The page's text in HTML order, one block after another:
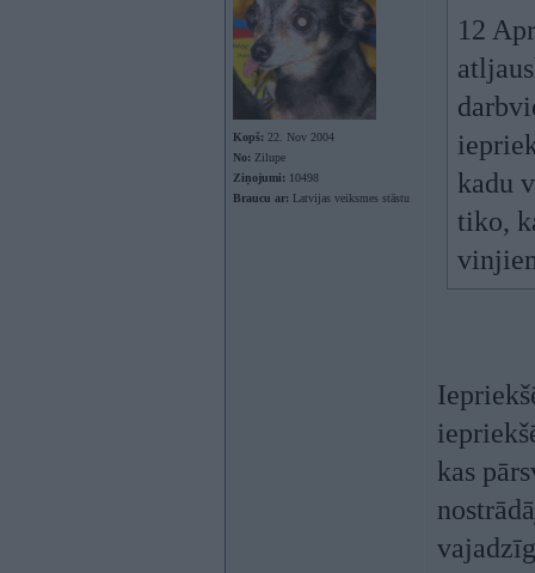
Kopš: 22. Nov 2004
No: Zilupe
Ziņojumi: 10498
Braucu ar: Latvijas veiksmes stāstu
12
kadu
tiko,
kas